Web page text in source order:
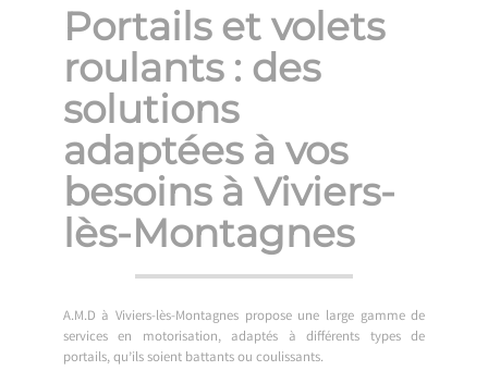
Portails et volets
roulants : des
solutions
adaptées à vos
besoins à Viviers-
lès-Montagnes
A.M.D à Viviers-lès-Montagnes propose une large gamme de
services en motorisation, adaptés à différents types de
portails, qu’ils soient battants ou coulissants.